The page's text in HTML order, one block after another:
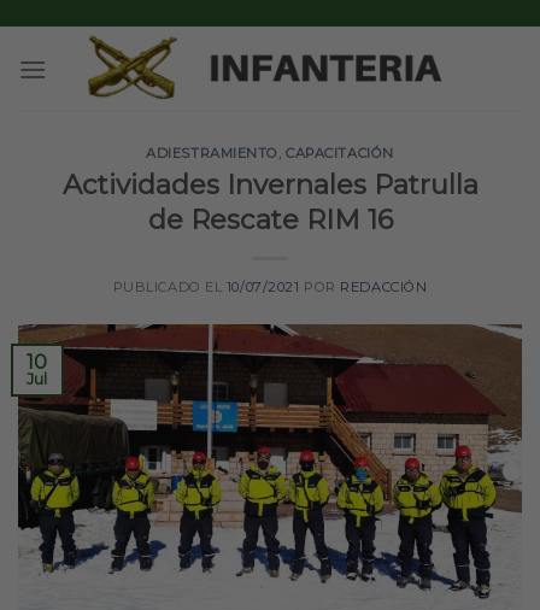
content
ADIESTRAMIENTO ,CAPACITACIÓN
Actividades Invernales Patrulla
de Rescate RIM 16
PUBLICADO EL 10/07/2021 POR REDACCIÓN
10
Jul